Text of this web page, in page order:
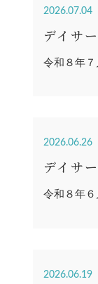
2026.07.04
デイサ
令和８年７
2026.06.26
デイサ
令和８年６
2026.06.19